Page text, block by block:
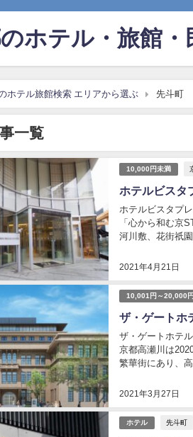
ホテル・旅館・
ホテル旅館検索 エリアから選ぶ 先斗町
一覧
10,000円未満
ホテルビスタ
2021年4月21日
ホテルビスタプ
「心から和む京
河川敷、花街祇
10,001円～20,000円
ザ・ゲートホ
2021年3月27日
ザ・ゲートホテ
京都高瀬川は
繁華街にあり、
ホテル 先斗町